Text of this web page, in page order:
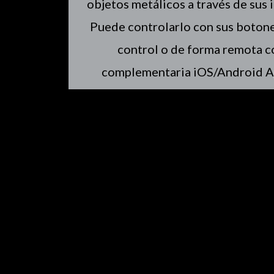
objetos metálicos a través de sus
Puede controlarlo con sus
control o de forma remota
complementaria iOS/Android